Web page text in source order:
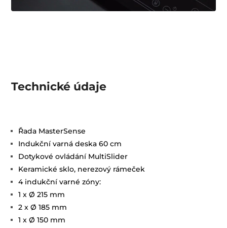
Technické údaje
Řada MasterSense
Indukční varná deska 60 cm
Dotykové ovládání MultiSlider
Keramické sklo, nerezový rámeček
4 indukční varné zóny:
1 x Ø 215 mm
2 x Ø 185 mm
1 x Ø 150 mm